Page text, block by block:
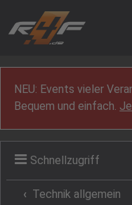
NEU: Events vieler
Bequem und einfach.
Schnellzugriff
Technik allgemein